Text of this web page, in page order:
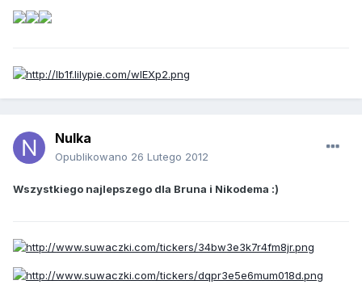
Nulka
Opublikowano 26 Lutego 2012
Wszystkiego najlepszego dla Bruna i Nikodema :)